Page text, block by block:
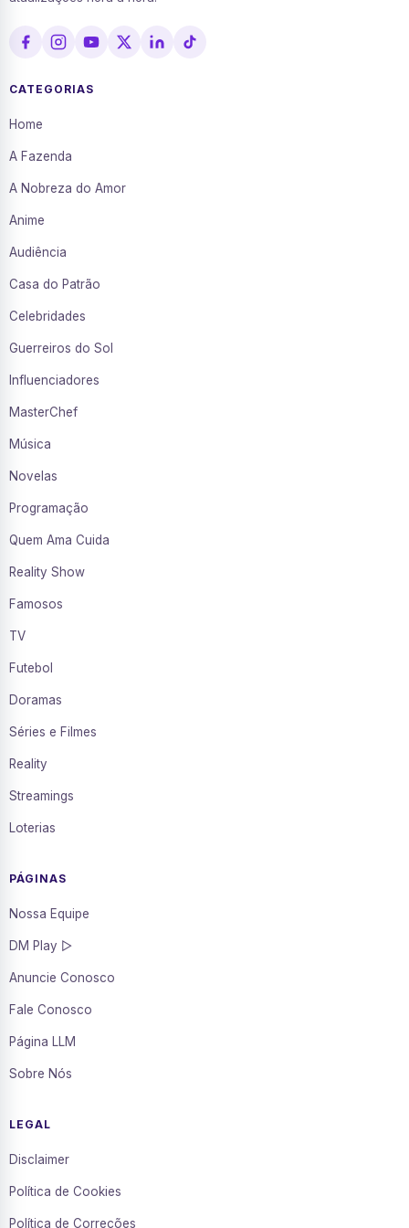
CATEGORIAS
Home
A Fazenda
A Nobreza do Amor
Anime
Audiência
Casa do Patrão
Celebridades
Guerreiros do Sol
Influenciadores
MasterChef
Música
Novelas
Programação
Quem Ama Cuida
Reality Show
Famosos
TV
Futebol
Doramas
Séries e Filmes
Reality
Streamings
Loterias
PÁGINAS
Nossa Equipe
DM Play ▷
Anuncie Conosco
Fale Conosco
Página LLM
Sobre Nós
LEGAL
Disclaimer
Política de Cookies
Política de Correções